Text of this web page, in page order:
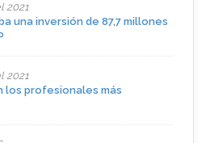
2021
una inversión de 87,7 millones
2021
los profesionales más